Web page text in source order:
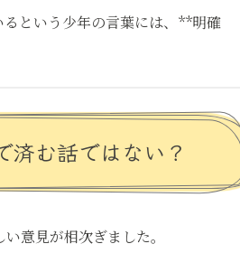
という少年の言葉には、**明確
む話ではない？
意見が相次ぎました。